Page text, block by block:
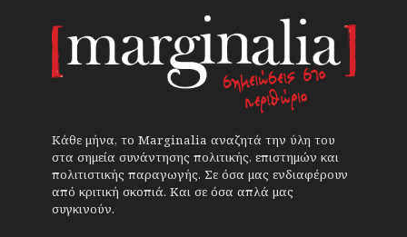
Κάθε μήνα, το Marginalia αναζητά την ύλη του
στα σημεία συνάντησης πολιτικής, επιστημών και
πολιτιστικής παραγωγής. Σε όσα μας ενδιαφέρουν
από κριτική σκοπιά. Και σε όσα απλά μας
συγκινούν.